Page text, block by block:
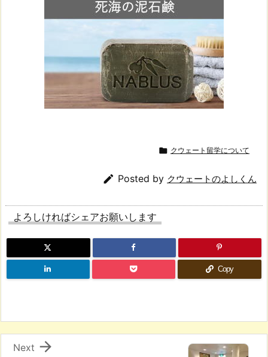
 クウェート留学について
 Posted by クウェートのよしくん
よろしければシェアお願いします
Copy

Next